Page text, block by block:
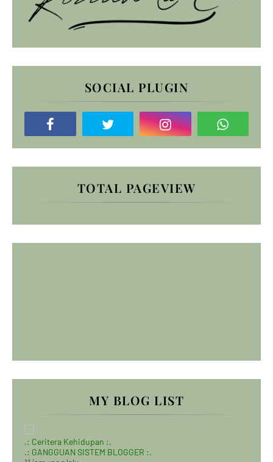
SOCIAL PLUGIN
TOTAL PAGEVIEW
MY BLOG LIST
.: Ceritera Kehidupan :.
.: GANGGUAN SISTEM BLOGGER :.